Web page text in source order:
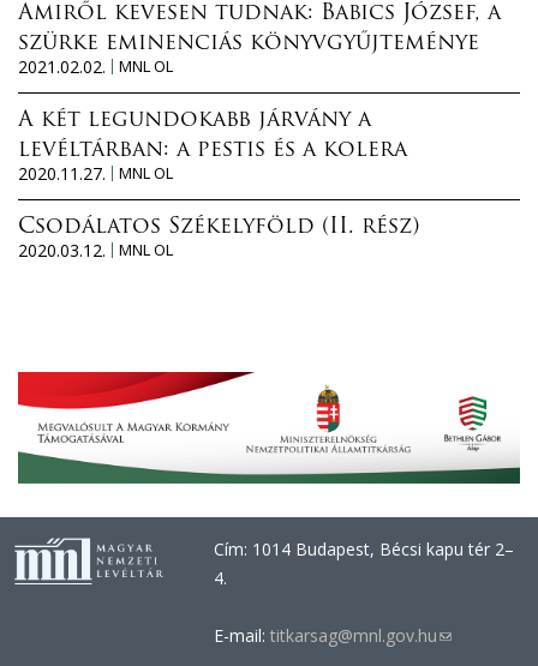
Amiről kevesen tudnak: Babics József, a
szürke eminenciás könyvgyűjteménye
2021.02.02.
MNL OL
A két legundokabb járvány a
levéltárban: a pestis és a kolera
2020.11.27.
MNL OL
Csodálatos Székelyföld (II. rész)
2020.03.12.
MNL OL
Cím: 1014 Budapest, Bécsi kapu tér 2–
4.
E-mail: titkarsag@mnl.gov.hu(link